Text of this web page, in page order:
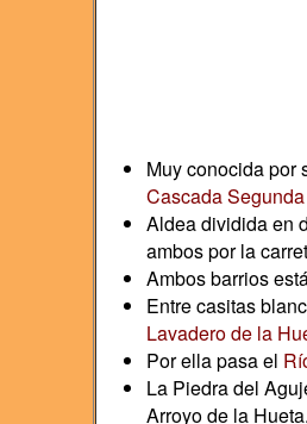
Muy conocida por
Cascada
Aldea dividida en
ambos por la
Ambos barrios
Entre casitas
Lavadero de la
Por ella pasa el
La Piedra del
Arroyo de la